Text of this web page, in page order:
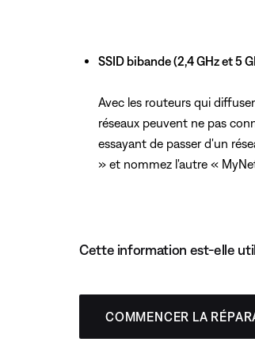
SSID bibande (2,4 GHz et 5
Avec les routeurs qui
réseaux peuvent ne pas
essayant de passer d'un
» et nommez l'autre «
Cette information est-elle
COMMENCER LA